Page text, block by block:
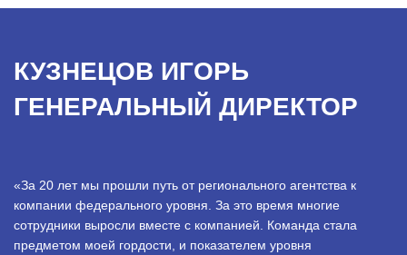
КУЗНЕЦОВ ИГОРЬ
ГЕНЕРАЛЬНЫЙ ДИРЕКТОР
«За 20 лет мы прошли путь от регионального агентства к
компании федерального уровня. За это время многие
сотрудники выросли вместе с компанией. Команда стала
предметом моей гордости, и показателем уровня